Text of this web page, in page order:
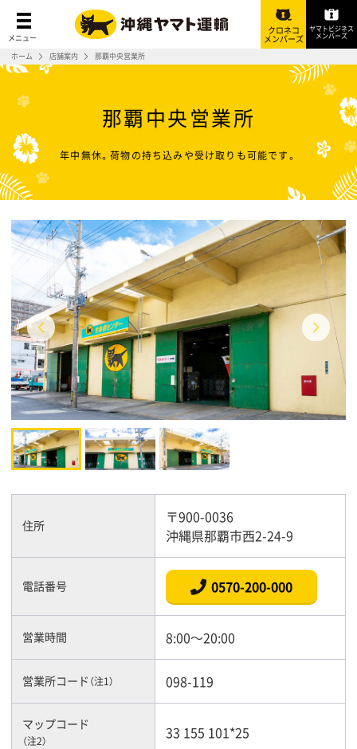
メニュー
クロネコ
メンバーズ
ヤマトビジネス
メンバーズ
ホーム 店舗案内 那覇中央営業所
那覇中央営業所
年中無休。荷物の持ち込みや受け取りも可能です。
住所
〒900-0036
沖縄県那覇市西2-24-9
電話番号 0570-200-000
営業時間 8:00～20:00
営業所コード （注1） 098-119
マップコード
（注2） 33 155 101*25